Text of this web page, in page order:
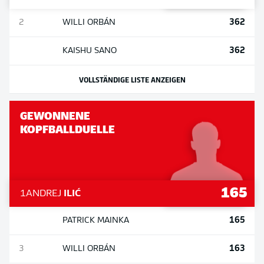
2 WILLI ORBÁN 362
KAISHU SANO 362
VOLLSTÄNDIGE LISTE ANZEIGEN
GEWONNENE
KOPFBALLDUELLE
1ANDREJ ILIĆ 165
PATRICK MAINKA 165
3 WILLI ORBÁN 163